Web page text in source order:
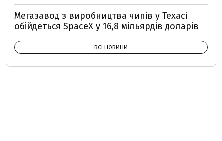
Мегазавод з виробництва чипів у Техасі
обійдеться SpaceX у 16,8 мільярдів доларів
ВСІ НОВИНИ